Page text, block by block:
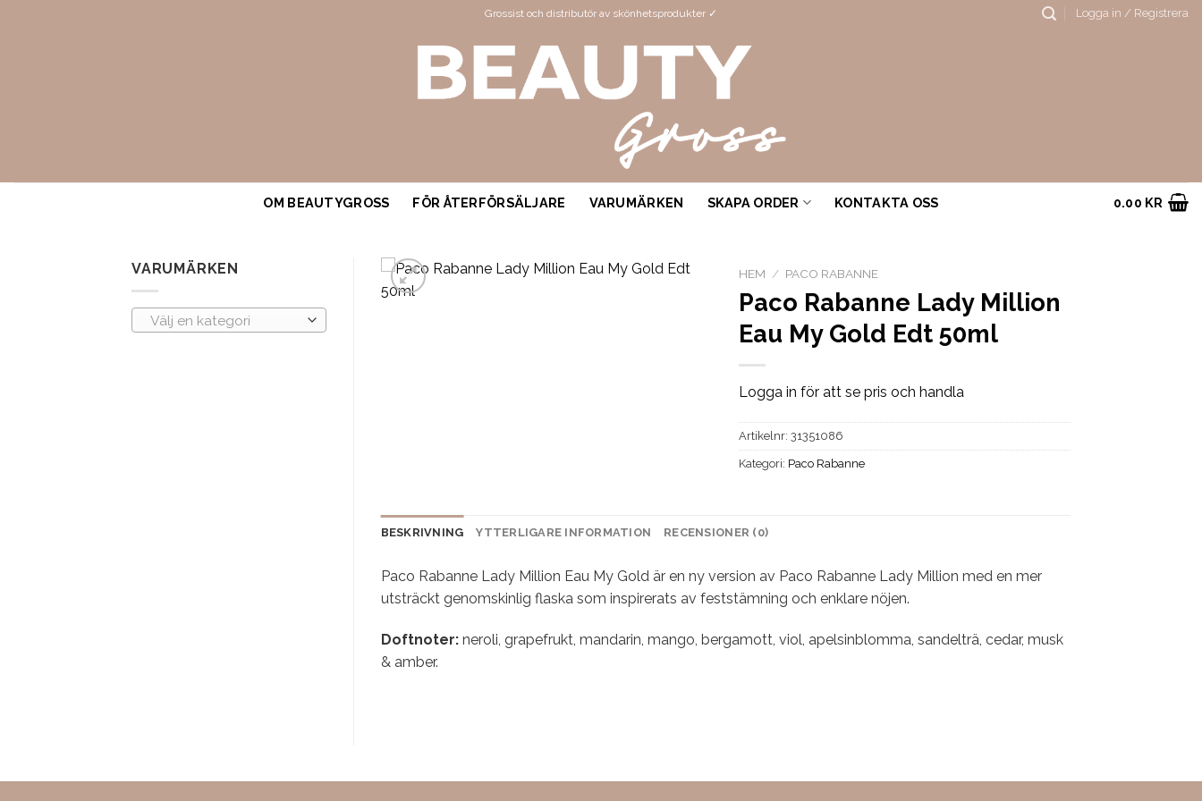
Grossist och distributör av skönhetsprodukter ✓ Logga in / Registrera
OM BEAUTYGROSS FÖR ÅTERFÖRSÄLJARE VARUMÄRKEN SKAPA ORDER KONTAKTA OSS 0.00 KR
VARUMÄRKEN
Välj en kategori
HEM / PACO RABANNE
Paco Rabanne Lady Million
Eau My Gold Edt 50ml
Logga in för att se pris och handla
Artikelnr:31351086
Kategori: Paco Rabanne
BESKRIVNING YTTERLIGARE INFORMATION RECENSIONER (0)
Paco Rabanne Lady Million Eau My Gold är en ny version av Paco Rabanne Lady Million med en mer
utsträckt genomskinlig flaska som inspirerats av feststämning och enklare nöjen.
Doftnoter:neroli, grapefrukt, mandarin, mango, bergamott, viol, apelsinblomma, sandelträ, cedar, musk
& amber.